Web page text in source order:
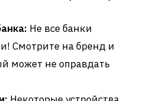
Не все банки
Смотрите на бренд и
может не оправдать